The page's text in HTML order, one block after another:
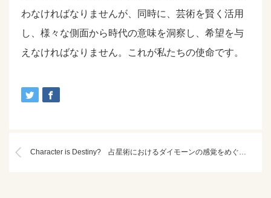
わなければなりませんが、同時に、芸術を賢く活用
し、様々な側面から時代の意味を洞察し、希望を与
えなければなりません。これが私たちの使命です。
Character is Destiny? 占星術におけるダイモーンの感覚をめぐって3